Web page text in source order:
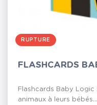
RUPTURE
FLASHCARDS
Flashcards Baby Logic
animaux à leurs bébés...